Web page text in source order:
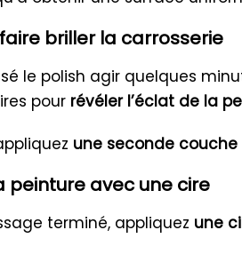
briller la carrosserie
le polish agir quelques
pour révéler l’éclat de la
une seconde couche
peinture avec une cire
terminé, appliquez une